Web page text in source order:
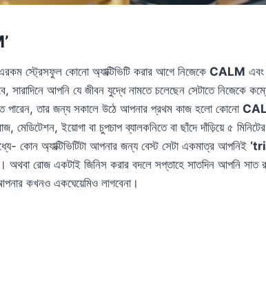
স্ট্রেসফুল কোনো অ্যাক্টিভিটি করার আগে নিজেকে CALM এবং
আপনি যে জীবন যুদ্ধে নামতে চলেছেন সেটাতে নিজেকে
পারেন, তার জন্য সকালে উঠে আপনার প্রথম কাজ হলো কোনো
মেডিটেশন, ইয়োগা বা চুপচাপ ব্যালকনিতে বা ছাঁদে দাঁড়িয়ে ৫
কোন অ্যাক্টিভিটিটা আপনার জন্য বেস্ট সেটা একমাত্র আপনিই
অথবা রোজ একটাই জিনিস করার বদলে সপ্তাহে সাতদিন আপনি সাত
কখনও একঘেয়েমিও লাগবেনা।